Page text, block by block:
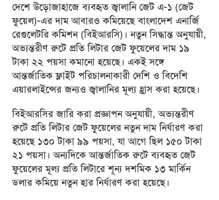
দেশে উড়োজাহাজে ব্যবহৃত জ্বালানি জেট এ-১ (জেট
ফুয়েল)-এর দাম আবারও কমিয়েছে বাংলাদেশ এনার্জি
রেগুলেটরি কমিশন (বিইআরসি)। নতুন সিদ্ধান্ত অনুযায়ী,
অভ্যন্তরীণ রুটে প্রতি লিটার জেট ফুয়েলের দাম ১৯
টাকা ২২ পয়সা কমানো হয়েছে। একই সঙ্গে
আন্তর্জাতিক ফ্লাইট পরিচালনাকারী দেশি ও বিদেশি
এয়ারলাইন্সের জন্যও জ্বালানির মূল্য হ্রাস করা হয়েছে।
বিইআরসির জারি করা প্রজ্ঞাপন অনুযায়ী, অভ্যন্তরীণ
রুটে প্রতি লিটার জেট ফুয়েলের নতুন দাম নির্ধারণ করা
হয়েছে ১৩০ টাকা ৯৯ পয়সা, যা আগে ছিল ১৫০ টাকা
২১ পয়সা। অন্যদিকে আন্তর্জাতিক রুটে ব্যবহৃত জেট
ফুয়েলের মূল্য প্রতি লিটারে শূন্য দশমিক ১৩ মার্কিন
ডলার কমিয়ে নতুন হার নির্ধারণ করা হয়েছে।